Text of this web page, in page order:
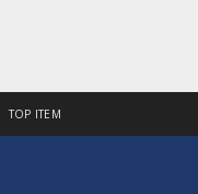
TOP ITEM